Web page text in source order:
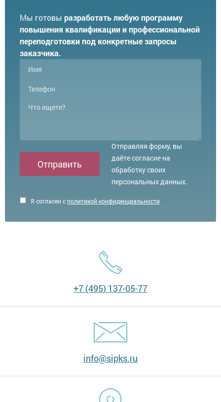
Мы готовы разработать любую программу
повышения квалификации и профессиональной
переподготовки под конкретные запросы
заказчика.
Я согласен сполитикой конфиденциальности
Отправить
Отправляя форму, вы
даёте согласие на
обработку своих
персональных данных.
+7 (495) 137-05-77
info@sipks.ru